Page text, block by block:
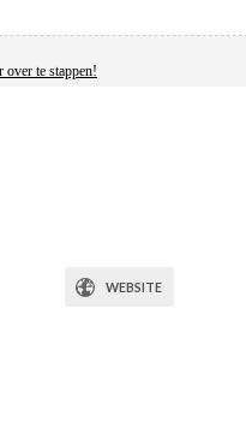
over te stappen!
WEBSITE